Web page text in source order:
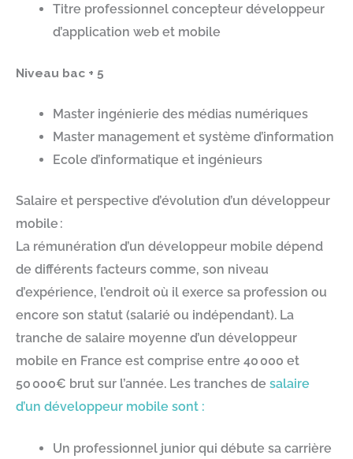
Titre professionnel concepteur développeur
d’application web et mobile
Niveau bac + 5
Master ingénierie des médias numériques
Master management et système d’information
Ecole d’informatique et ingénieurs
Salaire et perspective d’évolution d’un développeur
mobile :
La rémunération d’un développeur mobile dépend
de différents facteurs comme, son niveau
d’expérience, l’endroit où il exerce sa profession ou
encore son statut (salarié ou indépendant). La
tranche de salaire moyenne d’un développeur
mobile en France est comprise entre 40 000 et
50 000€ brut sur l’année. Les tranches de salaire
d’un développeur mobile sont :
Un professionnel junior qui débute sa carrière